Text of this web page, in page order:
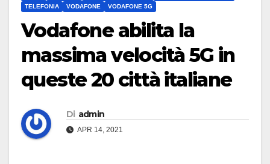
TELEFONIA
VODAFONE VODAFONE 5G
Vodafone abilita la
massima velocità 5G in
queste 20 città italiane
Di admin
APR 14, 2021